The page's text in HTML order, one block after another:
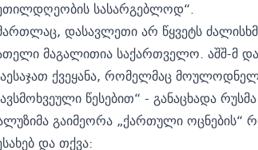
სასარგებლოდ“.
დასავლეთი არ წყვეტს
მაგალითია საქართველო. აშშ-მ
ქვეყანა, რომელმაც
წესებით“ - განაცხადა
გაიმეორა „ქართული ოცნების“
და თქვა: